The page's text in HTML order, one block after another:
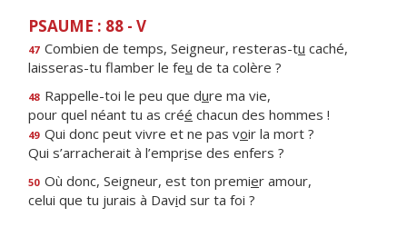
PSAUME : 88 - V
47 Combien de temps, Seigneur, resteras-tu caché,
laisseras-tu flamber le feu de ta colère ?
48 Rappelle-toi le peu que dure ma vie,
pour quel néant tu as créé chacun des hommes !
49 Qui donc peut vivre et ne pas voir la mort ?
Qui s’arracherait à l’emprise des enfers ?
50 Où donc, Seigneur, est ton premier amour,
celui que tu jurais à David sur ta foi ?